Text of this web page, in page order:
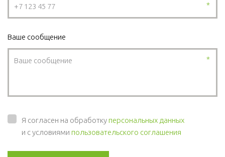
*
Ваше сообщение
*
Я согласен на обработкуперсональных данных
и с условиями пользовательского соглашения